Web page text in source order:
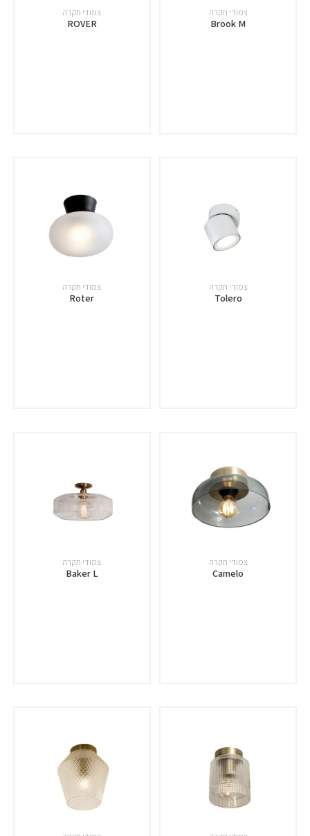
צמודי תקרה
Brook M
צמודי תקרה
ROVER
צמודי תקרה
Tolero
צמודי תקרה
Roter
צמודי תקרה
Camelo
צמודי תקרה
Baker L